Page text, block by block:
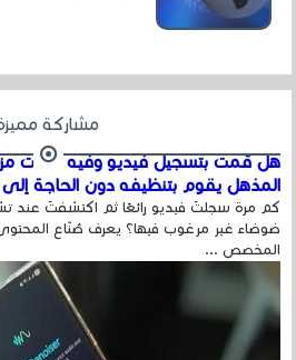
مشاركة
هل قمت بتسجيل فيديو وفيه أصوت
المذهل يقوم بتنظيفه دون الحاجة إلى
كم مرة سجلتَ فيديو رائعًا ثم اكتشفتَ عند
ضوضاء غير مرغوب فيها؟ يعرف صُنّاع
المخصص ...